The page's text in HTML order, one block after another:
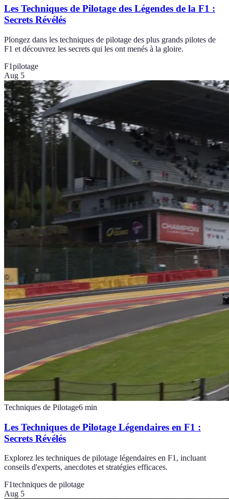
Les Techniques de Pilotage des Légendes de la F1 :
Secrets Révélés
Plongez dans les techniques de pilotage des plus grands pilotes de
F1 et découvrez les secrets qui les ont menés à la gloire.
F1pilotage
Aug 5
Techniques de Pilotage6 min
Les Techniques de Pilotage Légendaires en F1 :
Secrets Révélés
Explorez les techniques de pilotage légendaires en F1, incluant
conseils d'experts, anecdotes et stratégies efficaces.
F1techniques de pilotage
Aug 5